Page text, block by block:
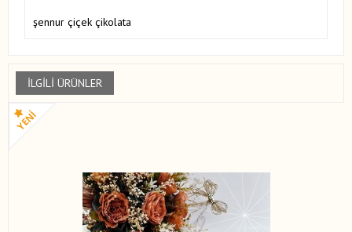
şennur çiçek çikolata
İLGILI ÜRÜNLER